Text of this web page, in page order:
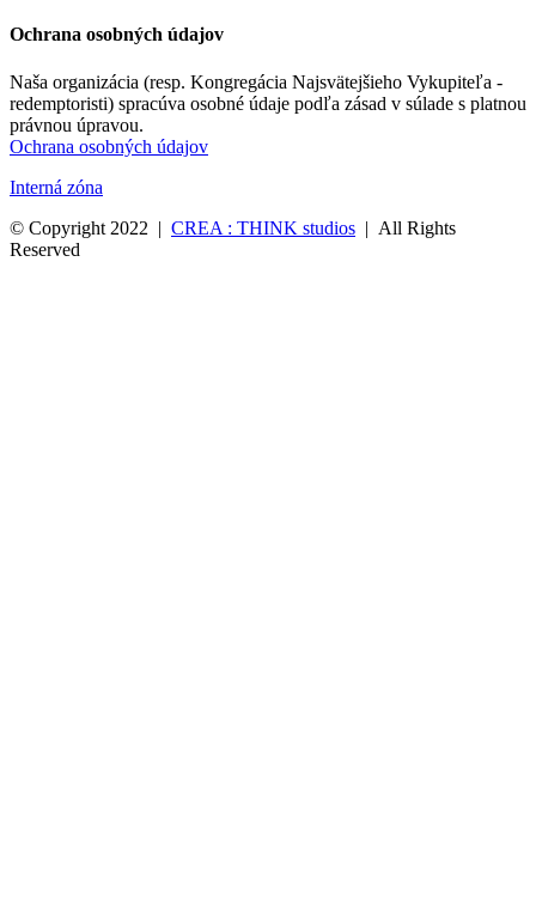
Ochrana osobných údajov
Naša organizácia (resp. Kongregácia Najsvätejšieho Vykupiteľa -
redemptoristi) spracúva osobné údaje podľa zásad v súlade s platnou
právnou úpravou.
Ochrana osobných údajov
Interná zóna
© Copyright 2022 | CREA : THINK studios | All Rights
Reserved